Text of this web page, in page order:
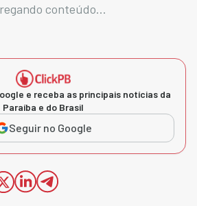
conteúdo...
e receba as principais notícias da
Paraíba e do Brasil
Seguir no Google